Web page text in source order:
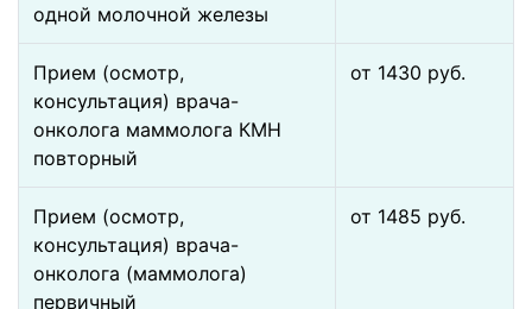
одной молочной железы
Прием (осмотр,
консультация) врача-
онколога маммолога КМН
повторный
от 1430 pуб.
Прием (осмотр,
консультация) врача-
онколога (маммолога)
первичный
от 1485 pуб.